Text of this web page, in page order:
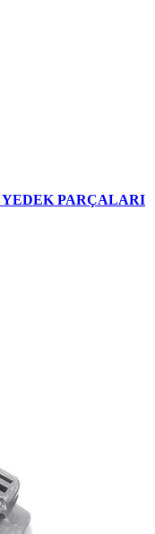
PARÇALARI